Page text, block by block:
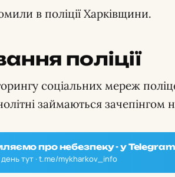
в поліції Харківщини.
поліції
соціальних мереж
займаються зачепінгом
про небезпеку - у
день тут · t.me/mykharkov_info